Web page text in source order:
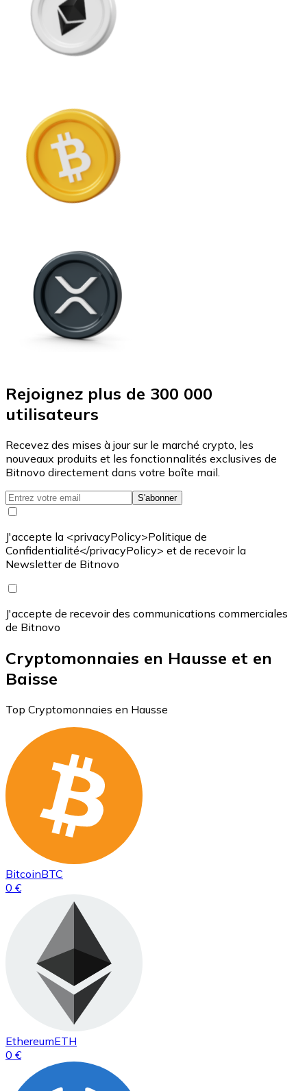
Rejoignez plus de 300 000
utilisateurs
Recevez des mises à jour sur le marché crypto, les
nouveaux produits et les fonctionnalités exclusives de
Bitnovo directement dans votre boîte mail.
S'abonner
J'accepte la <privacyPolicy>Politique de
Confidentialité</privacyPolicy> et de recevoir la
Newsletter de Bitnovo
J'accepte de recevoir des communications commerciales
de Bitnovo
Cryptomonnaies en Hausse et en
Baisse
Top Cryptomonnaies en Hausse
BitcoinBTC
0 €
EthereumETH
0 €